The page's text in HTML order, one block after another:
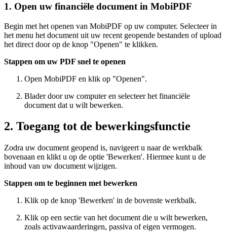
1. Open uw financiële document in MobiPDF
Begin met het openen van MobiPDF op uw computer. Selecteer in
het menu het document uit uw recent geopende bestanden of upload
het direct door op de knop "Openen" te klikken.
Stappen om uw PDF snel te openen
Open MobiPDF en klik op "Openen".
Blader door uw computer en selecteer het financiële
document dat u wilt bewerken.
2. Toegang tot de bewerkingsfunctie
Zodra uw document geopend is, navigeert u naar de werkbalk
bovenaan en klikt u op de optie 'Bewerken'. Hiermee kunt u de
inhoud van uw document wijzigen.
Stappen om te beginnen met bewerken
Klik op de knop 'Bewerken' in de bovenste werkbalk.
Klik op een sectie van het document die u wilt bewerken,
zoals activawaarderingen, passiva of eigen vermogen.